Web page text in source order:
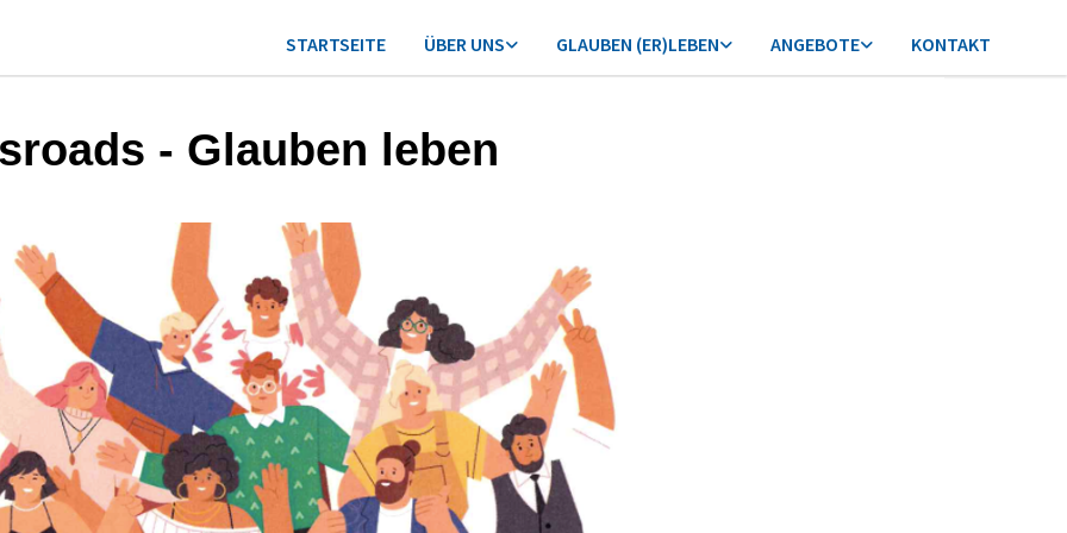
STARTSEITE ÜBER UNS GLAUBEN (ER)LEBEN ANGEBOTE KONTAKT
- Glauben leben